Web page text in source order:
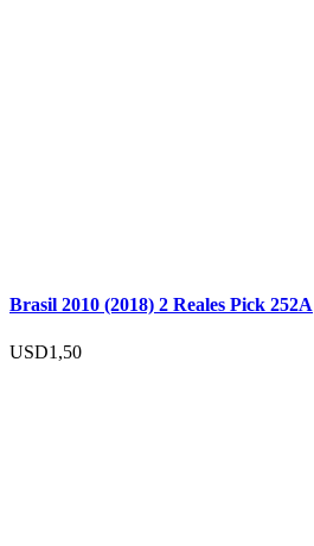
Brasil 2010 (2018) 2 Reales Pick 252A
USD1,50